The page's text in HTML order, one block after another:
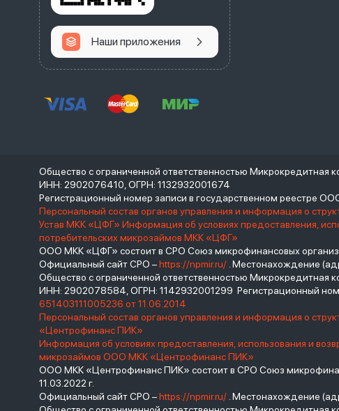
Наши приложения
Общество с ограниченной ответственностью
ИНН: 2902076410, ОГРН: 1132932001674
Регистрационный номер записи в государственном реестре
Персональный состав органов управления и информация о
Устав МКК «ЦФГ» Информация об условиях предоставления,
потребительских микрозаймов МКК «ЦФГ»
ООО МКК «ЦФГ» состоит в СРО Союз микрофинансовых
Официальный сайт СРО –https://npmir.ru/ . Местонахождение
Общество с ограниченной ответственностью
ИНН: 2902078584, ОГРН: 1142932001299 Регистрационный
651403111005236 от 11.06.2014
Персональный состав органов управления и информация о
«Центрофинанс ПИК»
Информация об условиях предоставления, использования и
микрозаймов ООО МКК «Центрофинанс ПИК»
ООО МКК «Центрофинанс ПИК» состоит в СРО Союз
11.03.2022 г.
Официальный сайт СРО –https://npmir.ru/ . Местонахождение